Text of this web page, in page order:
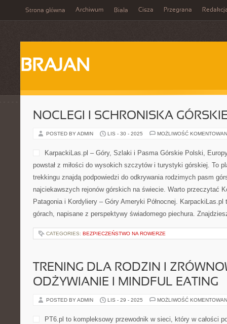
Strona główna Archiwum Biała Cisza Przegrana
BRAJAN
NOCLEGI I SCHRONISKA
POSTED BY ADMIN LIS - 30 - 2025 MOŻLIWOŚĆ
KarpackiLas.pl – Góry, Szlaki i Pasma Górskie Polski,
powstał z miłości do wysokich szczytów i turystyki górskiej. To
trekkingu znajdą podpowiedzi do odkrywania rodzimych pasm
najciekawszych rejonów górskich na świecie. Warto przeczytać
Patagonia i Kordyliery – Góry Ameryki Północnej.
górach, napisane z perspektywy świadomego piechura.
CATEGORIES: BEZPIECZEŃSTWO NA ROWERZE
TRENING DLA RODZIN I
ODŻYWIANIE I MINDFUL EATING
POSTED BY ADMIN LIS - 29 - 2025 MOŻLIWOŚĆ
PT6.pl to kompleksowy przewodnik w sieci, który w całości